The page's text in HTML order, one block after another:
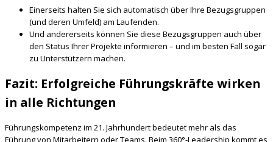
Einerseits halten Sie sich automatisch über Ihre Bezugsgruppen
(und deren Umfeld) am Laufenden.
Und andererseits können Sie diese Bezugsgruppen auch über
den Status Ihrer Projekte informieren – und im besten Fall sogar
zu Unterstützern machen.
Fazit: Erfolgreiche Führungskräfte wirken
in alle Richtungen
Führungskompetenz im 21. Jahrhundert bedeutet mehr als das
Führung von Mitarbeitern oder Teams. Beim 360°-Leadership kommt es